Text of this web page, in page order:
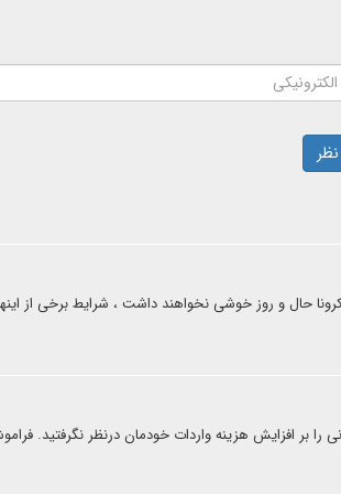
حال و روز خوشی نخواهند داشت ، شرایط برخی از
بر افزایش هزینه واردات خودمان درنظر نگرفتید.